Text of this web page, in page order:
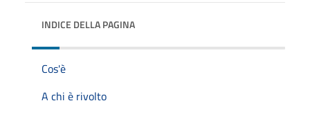
INDICE DELLA PAGINA
Cos'è
A chi è rivolto